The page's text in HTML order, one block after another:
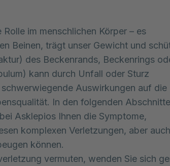
im menschlichen Körper – es
Beinen, trägt unser Gewicht und
des Beckenrands, Beckenrings
kann durch Unfall oder Sturz
Auswirkungen auf die
In den folgenden
Asklepios Ihnen die Symptome,
komplexen Verletzungen, aber
können.
vermuten, wenden Sie sich